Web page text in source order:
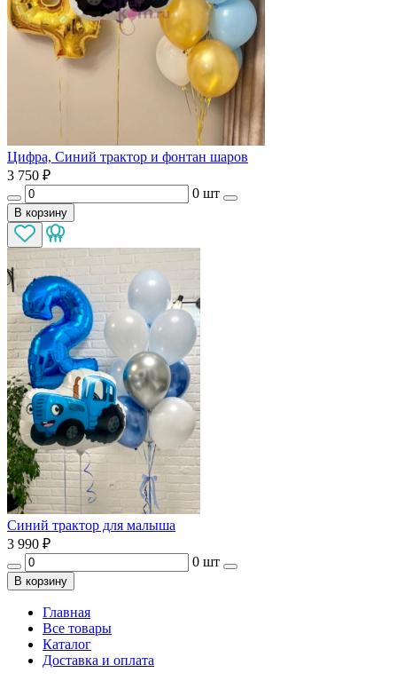
Цифра, Синий трактор и фонтан шаров
3 750 ₽
0 шт
В корзину
Синий трактор для малыша
3 990 ₽
0 шт
В корзину
Главная
Все товары
Каталог
Доставка и оплата